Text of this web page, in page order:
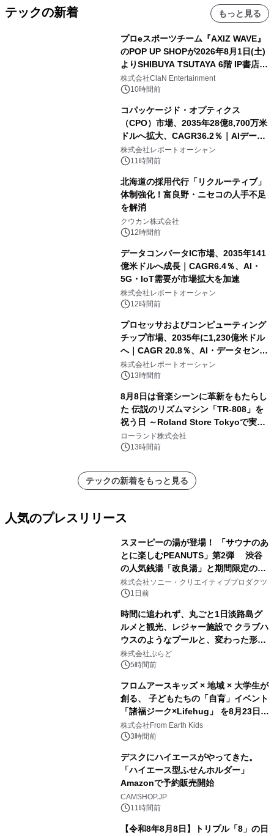
テックの新着 もっと見る
プロeスポーツチーム『AXIZ WAVE』
のPOP UP SHOPが2026年8月1日(土)
よりSHIBUYA TSUTAYA 6階 IP書店で
開催決定！！
株式会社ClaN Entertainment
10時間前
コパッケージド・オプティクス
（CPO）市場、2035年28億8,700万米
ドルへ拡大、CAGR36.2％｜AIデータ
センター・高速光通信需要が成長を加
速
株式会社レポートオーシャン
11時間前
北海道の採用代行「リクルーティブ」
体制強化！富良野・ニセコの人手不足
を解消
クウカン株式会社
12時間前
データコンバータIC市場、2035年141
億米ドルへ成長｜CAGR6.4％、AI・
5G・IoT需要が市場拡大を加速
株式会社レポートオーシャン
12時間前
プロセッサおよびコンピューティング
チップ市場、2035年に1,230億米ドル
へ｜CAGR 20.8％、AI・データセンタ
ー需要が成長を牽引
株式会社レポートオーシャン
13時間前
8月8日は音楽シーンに革新をもたらし
た 伝説のリズムマシン「TR-808」を
祝う日 ～Roland Store Tokyoで実機
を展示しての 記念キャンペーンを開
催 英国ラジオ「NTS」の 特別プログ
アーティストを フィーチャーしたアニ
メーションを公開～
ローランド株式会社
13時間前
テックの新着をもっと見る
人気のプレスリリース
スヌーピーの湯が登場！ 「サウナのあ
とに楽しむPEANUTS」第2弾 渋谷
の人気銭湯「改良湯」と期間限定のコ
ラボレーション サウナイキタイコラ
ボグッズも発売決定！
株式会社ソニー・クリエイティブプロダクツ
1日前
時間に追われず、丸ごと1日淡路島グ
ルメと観光、レジャー施設で クラブハ
ウスのようなプールと、変わった形の
サウナも 「THE BOXY AWAJI」のお
得な素泊まり連泊プランで
株式会社ぷらど
5時間前
フロムアースキッズ × 地域 × 大学生が
創る、 子どもたちの「自育」イベント
「諸福ジーク×Lifehug」 を8月23日
(日)開催
株式会社From Earth Kids
3時間前
デスクにハイエースがやってきた。
「ハイエース型ふせんホルダー」
Amazonで予約販売開始
CAMSHOP.JP
11時間前
【令和8年8月8日】トリプル「8」の日